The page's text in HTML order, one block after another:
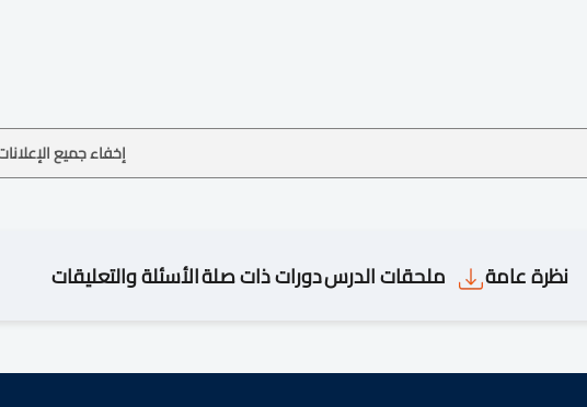
إخفاء جميع
نظرة عامة ملحقات الدرسدورات ذات صلةالأسئلة والتعليقات